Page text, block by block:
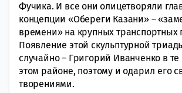
Фучика. И все они олицетворяли
концепции «Обереги Казани» –
времени» на крупных транспортных
Появление этой скульптурной
случайно – Григорий Иванченко в
этом районе, поэтому и одарил его
творениями.